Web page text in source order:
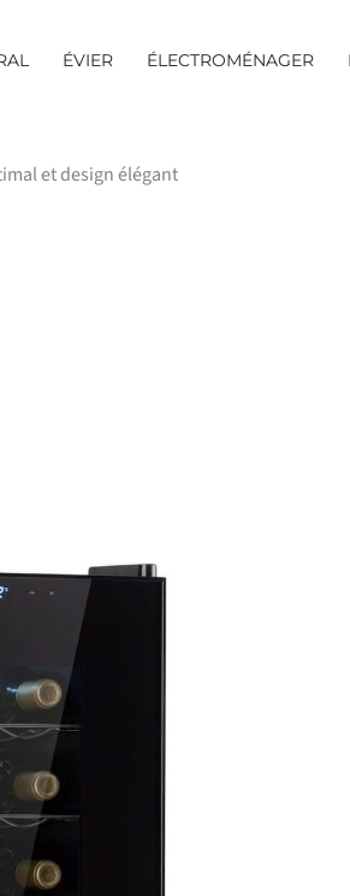
ÉVIER ÉLECTROMÉNAGER
et design élégant